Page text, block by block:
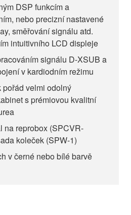
DSP funkcím a
nebo precizní nastavené
směřování signálu atd.
intuitivního LCD displeje
signálu D-XSUB a
v kardiodním režimu
pořád velmi odolný
s prémiovou kvalitní
na reprobox (SPCVR-
koleček (SPW-1)
v černé nebo bílé barvě